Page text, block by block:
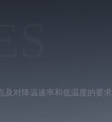
及对降温速率和低温度的要求